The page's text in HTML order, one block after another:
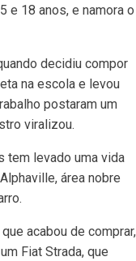
e 18 anos, e namora o
decidiu compor
na escola e levou
postaram um
viralizou.
tem levado uma vida
área nobre
acabou de comprar,
Fiat Strada, que